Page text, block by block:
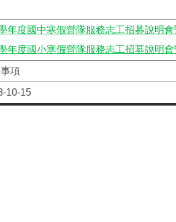
年度國中寒假營隊服務志工招募說明
年度國小寒假營隊服務志工招募說明
項
10-15